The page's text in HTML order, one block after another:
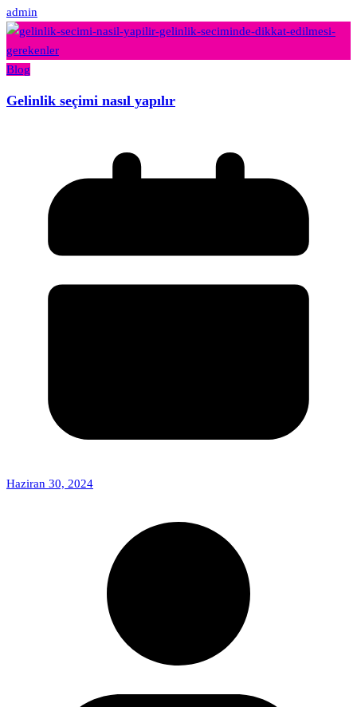
admin
Blog
Gelinlik seçimi nasıl yapılır
Haziran 30, 2024